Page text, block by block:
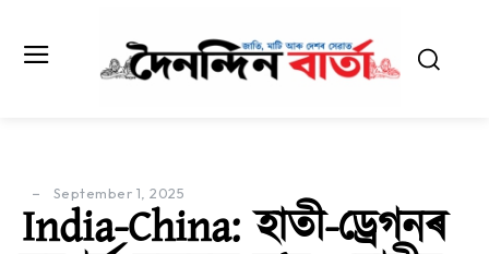
September 1, 2025
India-China: হাতী-ড্ৰেগনৰ